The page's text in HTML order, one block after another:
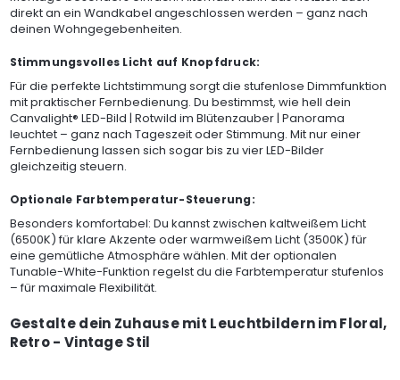
direkt an ein Wandkabel angeschlossen werden – ganz nach
deinen Wohngegebenheiten.
Stimmungsvolles Licht auf Knopfdruck:
Für die perfekte Lichtstimmung sorgt die stufenlose Dimmfunktion
mit praktischer Fernbedienung. Du bestimmst, wie hell dein
Canvalight® LED-Bild | Rotwild im Blütenzauber | Panorama
leuchtet – ganz nach Tageszeit oder Stimmung. Mit nur einer
Fernbedienung lassen sich sogar bis zu vier LED-Bilder
gleichzeitig steuern.
Optionale Farbtemperatur-Steuerung:
Besonders komfortabel: Du kannst zwischen kaltweißem Licht
(6500K) für klare Akzente oder warmweißem Licht (3500K) für
eine gemütliche Atmosphäre wählen. Mit der optionalen
Tunable-White-Funktion regelst du die Farbtemperatur stufenlos
– für maximale Flexibilität.
Gestalte dein Zuhause mit Leuchtbildern im Floral,
Retro - Vintage Stil